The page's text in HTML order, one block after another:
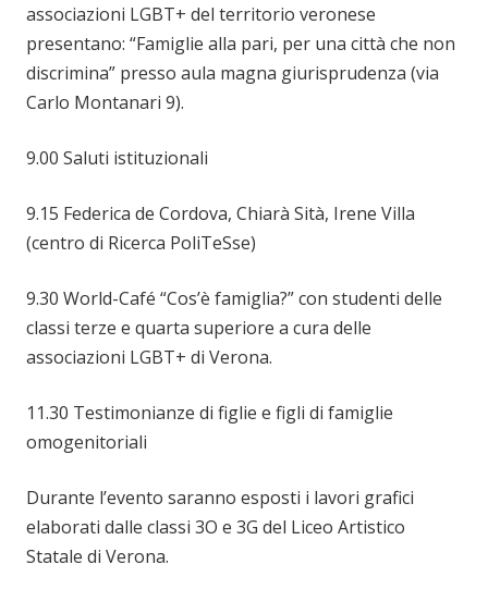
associazioni LGBT+ del territorio veronese
presentano: “Famiglie alla pari, per una città che non
discrimina” presso aula magna giurisprudenza (via
Carlo Montanari 9).
9.00 Saluti istituzionali
9.15 Federica de Cordova, Chiarà Sità, Irene Villa
(centro di Ricerca PoliTeSse)
9.30 World-Café “Cos’è famiglia?” con studenti delle
classi terze e quarta superiore a cura delle
associazioni LGBT+ di Verona.
11.30 Testimonianze di figlie e figli di famiglie
omogenitoriali
Durante l’evento saranno esposti i lavori grafici
elaborati dalle classi 3O e 3G del Liceo Artistico
Statale di Verona.